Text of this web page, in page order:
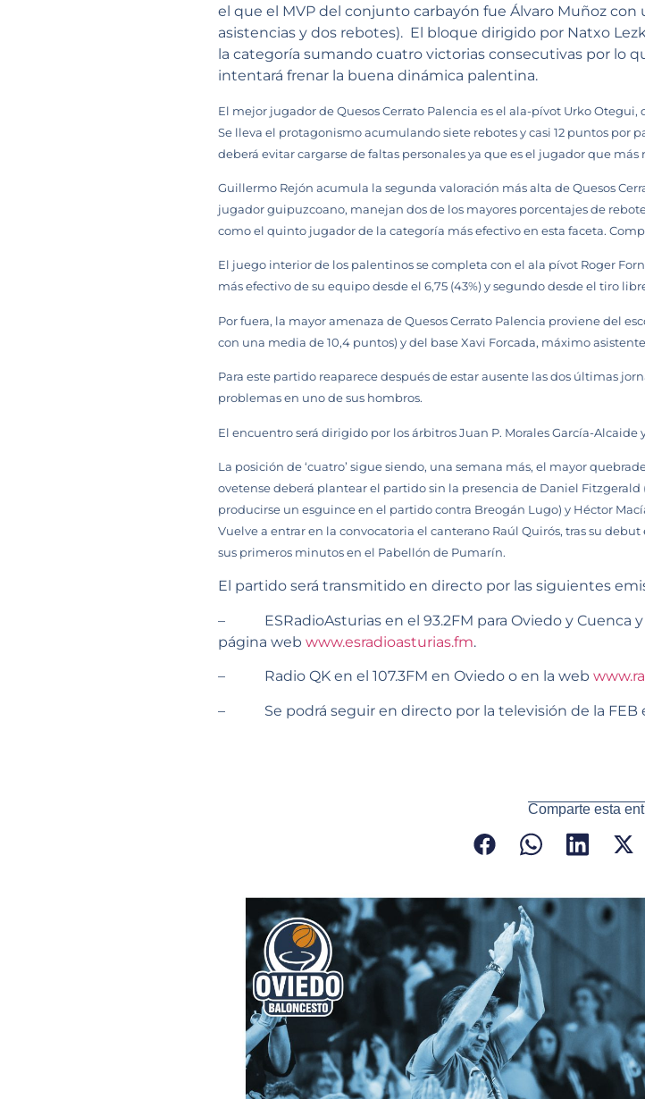
el que el MVP del conjunto carbayón fue Álvaro Muñoz con
asistencias y dos rebotes). El bloque dirigido por Natxo
la categoría sumando cuatro victorias consecutivas por lo
intentará frenar la buena dinámica palentina.
El mejor jugador de Quesos Cerrato Palencia es el ala-pívot Urko
Se lleva el protagonismo acumulando siete rebotes y casi 12 puntos por
deberá evitar cargarse de faltas personales ya que es el jugador que más
Guillermo Rejón acumula la segunda valoración más alta de Quesos
jugador guipuzcoano, manejan dos de los mayores porcentajes de
como el quinto jugador de la categoría más efectivo en esta faceta.
El juego interior de los palentinos se completa con el ala pívot Roger
más efectivo de su equipo desde el 6,75 (43%) y segundo desde el tiro
Por fuera, la mayor amenaza de Quesos Cerrato Palencia proviene del
con una media de 10,4 puntos) y del base Xavi Forcada, máximo
Para este partido reaparece después de estar ausente las dos últimas
problemas en uno de sus hombros.
El encuentro será dirigido por los árbitros Juan P. Morales García-Alcaide
La posición de ‘cuatro’ sigue siendo, una semana más, el mayor
ovetense deberá plantear el partido sin la presencia de Daniel Fitzgerald
producirse un esguince en el partido contra Breogán Lugo) y Héctor
Vuelve a entrar en la convocatoria el canterano Raúl Quirós, tras su
sus primeros minutos en el Pabellón de Pumarín.
El partido será transmitido en directo por las siguientes
– ESRadioAsturias en el 93.2FM para Oviedo y Cuenca y
página web www.esradioasturias.fm.
– Radio QK en el 107.3FM en Oviedo o en la web
– Se podrá seguir en directo por la televisión de la FEB
Comparte esta